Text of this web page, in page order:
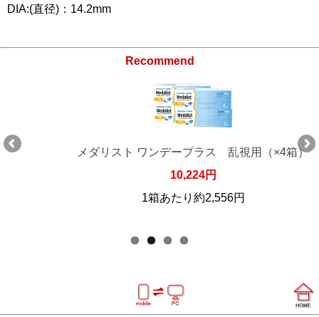
DIA:(直径)：14.2mm
Recommend
メダリスト ワンデープラス 乱視用（×4箱）
10,224円
1箱あたり約2,556円